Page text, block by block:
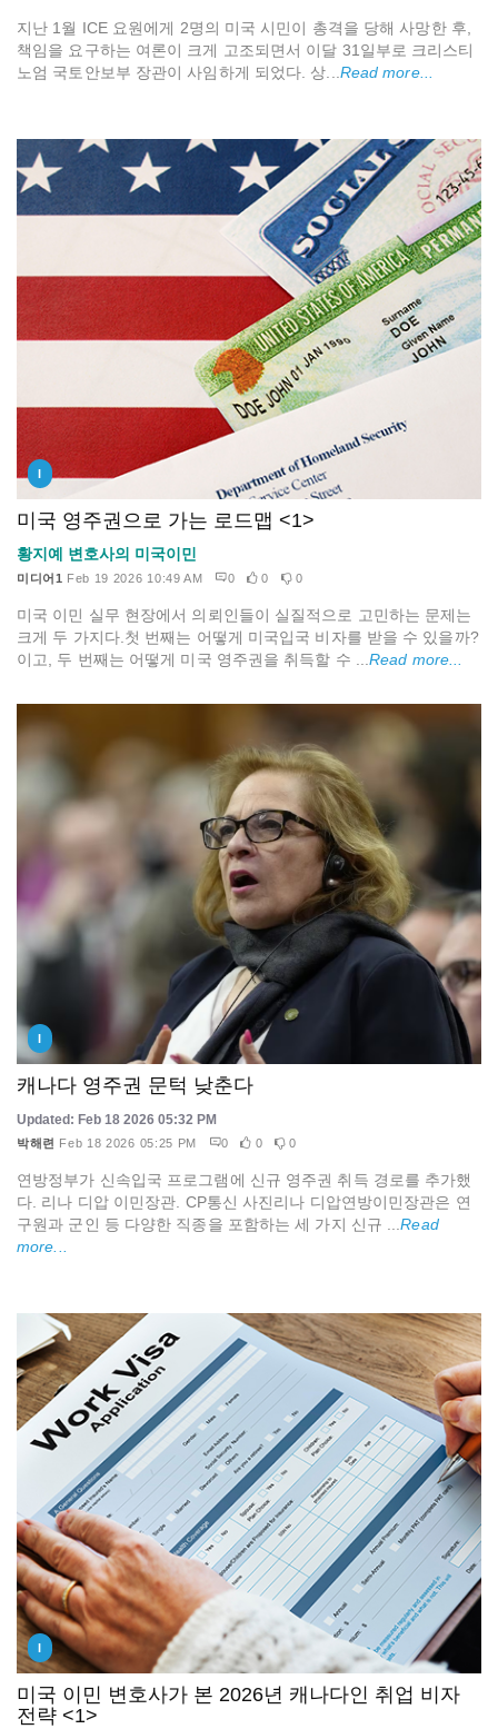
지난 1월 ICE 요원에게 2명의 미국 시민이 총격을 당해 사망한 후,
책임을 요구하는 여론이 크게 고조되면서 이달 31일부로 크리스티
노엄 국토안보부 장관이 사임하게 되었다. 상... Read more...
미국 영주권으로 가는 로드맵 <1>
황지예 변호사의 미국이민
미디어1 Feb 19 2026 10:49 AM 0 0 0
미국 이민 실무 현장에서 의뢰인들이 실질적으로 고민하는 문제는
크게 두 가지다.첫 번째는 어떻게 미국입국 비자를 받을 수 있을까?
이고, 두 번째는 어떻게 미국 영주권을 취득할 수 ...Read more...
I
캐나다 영주권 문턱 낮춘다
Updated: Feb 18 2026 05:32 PM
박해련 Feb 18 2026 05:25 PM 0 0 0
연방정부가 신속입국 프로그램에 신규 영주권 취득 경로를 추가했
다. 리나 디압 이민장관. CP통신 사진리나 디압연방이민장관은 연
구원과 군인 등 다양한 직종을 포함하는 세 가지 신규 ...Read
more...
I
미국 이민 변호사가 본 2026년 캐나다인 취업 비자
전략 <1>